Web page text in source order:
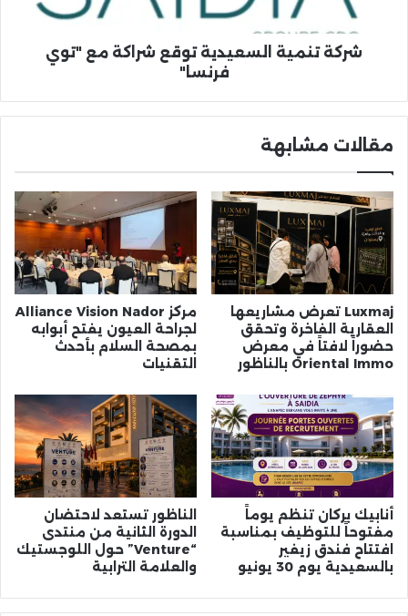
شركة تنمية السعيدية توقع شراكة مع "توي
فرنسا"
مقالات مشابهة
Luxmaj تعرض مشاريعها
العقارية الفاخرة وتحقق
حضوراً لافتاً في معرض
Oriental Immo بالناظور
مركز Alliance Vision Nador
لجراحة العيون يفتح أبوابه
بمصحة السلام بأحدث
التقنيات
أنابيك بركان تنظم يوماً
مفتوحاً للتوظيف بمناسبة
افتتاح فندق زيفير
بالسعيدية يوم 30 يونيو
الناظور تستعد لاحتضان
الدورة الثانية من منتدى
“Venture” حول اللوجستيك
والعلامة الترابية